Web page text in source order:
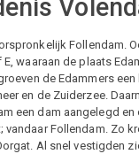
Follendam.
waaraan de plaats
de Edammers
en de Zuiderzee.
een dam aangelegd en
Follendam. Zo
Al snel vestigden